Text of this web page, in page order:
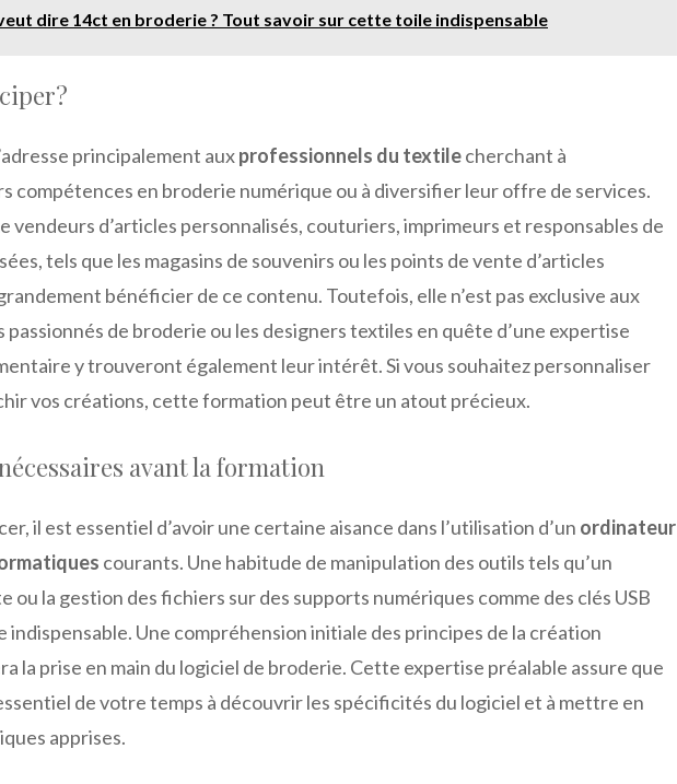
dire 14ct en broderie ? Tout savoir sur cette toile indispensable
principalement auxprofessionnels du textilecherchant à
compétences en broderie numérique ou à diversifier leur offre de services.
vendeurs d’articles personnalisés, couturiers, imprimeurs et responsables de
tels que les magasins de souvenirs ou les points de vente d’articles
bénéficier de ce contenu. Toutefois, elle n’est pas exclusive aux
passionnés de broderie ou les designers textiles en quête d’une expertise
y trouveront également leur intérêt. Si vous souhaitez personnaliser
vos créations, cette formation peut être un atout précieux.
avant la formation
il est essentiel d’avoir une certaine aisance dans l’utilisation d’un ordinateur
courants. Une habitude de manipulation des outils tels qu’un
la gestion des fichiers sur des supports numériques comme des clés USB
indispensable. Une compréhension initiale des principes de la création
la prise en main du logiciel de broderie. Cette expertise préalable assure que
de votre temps à découvrir les spécificités du logiciel et à mettre en
apprises.